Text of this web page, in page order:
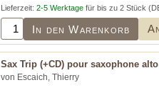
Lieferzeit: 2-5 Werktage für bis zu 2 Stück
In den Warenkorb
Sax Trip (+CD) pour saxophone
von Escaich, Thierry